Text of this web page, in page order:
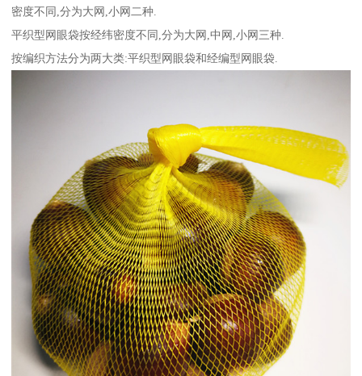
密度不同,分为大网,小网二种.
平织型网眼袋按经纬密度不同,分为大网,中网,小网三种.
按编织方法分为两大类:平织型网眼袋和经编型网眼袋.